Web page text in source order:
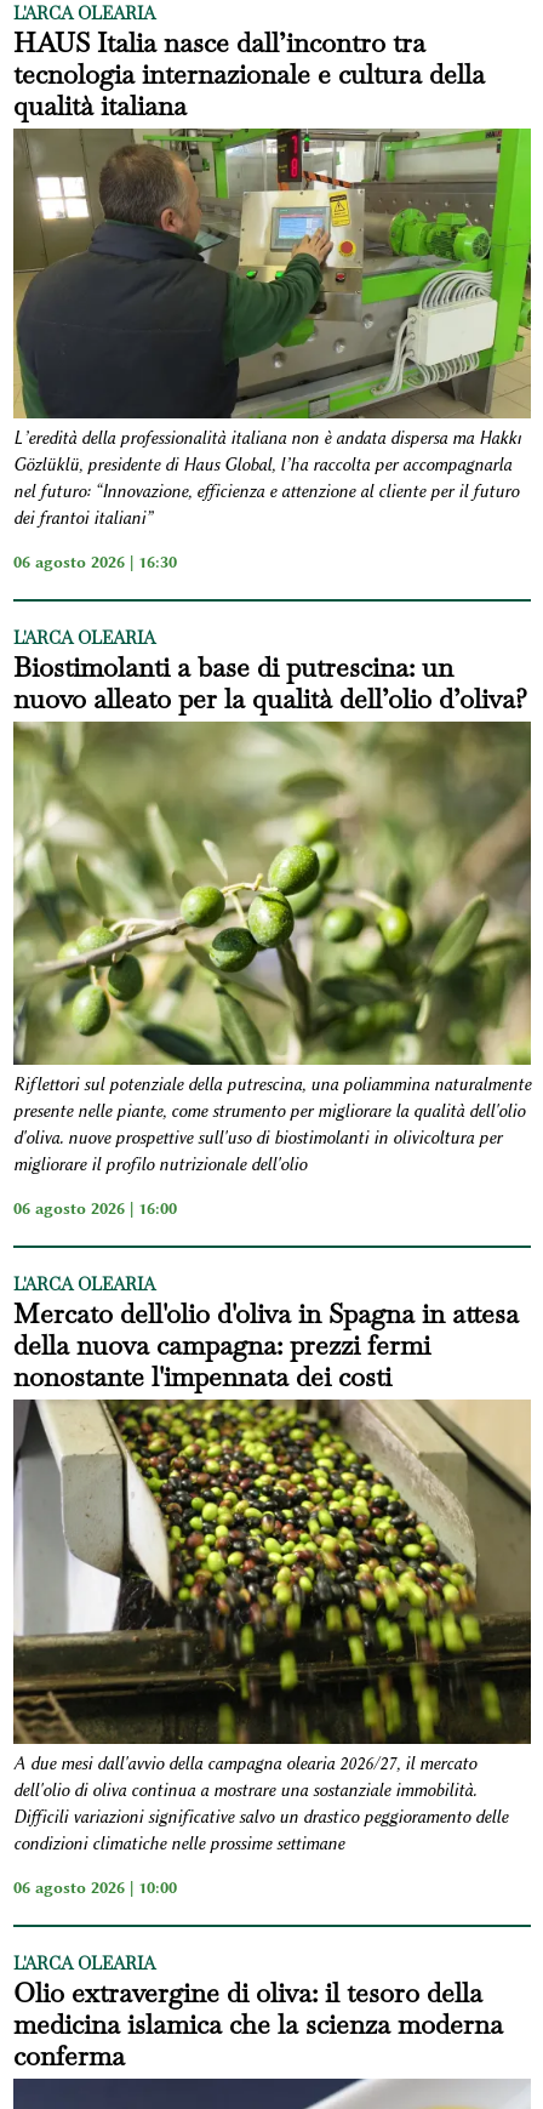
L'ARCA OLEARIA
HAUS Italia nasce dall’incontro tra
tecnologia internazionale e cultura della
qualità italiana
L’eredità della professionalità italiana non è andata dispersa ma Hakkı
Gözlüklü, presidente di Haus Global, l’ha raccolta per accompagnarla
nel futuro: “Innovazione, efficienza e attenzione al cliente per il futuro
dei frantoi italiani”
06 agosto 2026 | 16:30
L'ARCA OLEARIA
Biostimolanti a base di putrescina: un
nuovo alleato per la qualità dell’olio d’oliva?
Riflettori sul potenziale della putrescina, una poliammina naturalmente
presente nelle piante, come strumento per migliorare la qualità dell'olio
d'oliva. nuove prospettive sull'uso di biostimolanti in olivicoltura per
migliorare il profilo nutrizionale dell'olio
06 agosto 2026 | 16:00
L'ARCA OLEARIA
Mercato dell'olio d'oliva in Spagna in attesa
della nuova campagna: prezzi fermi
nonostante l'impennata dei costi
A due mesi dall'avvio della campagna olearia 2026/27, il mercato
dell'olio di oliva continua a mostrare una sostanziale immobilità.
Difficili variazioni significative salvo un drastico peggioramento delle
condizioni climatiche nelle prossime settimane
06 agosto 2026 | 10:00
L'ARCA OLEARIA
Olio extravergine di oliva: il tesoro della
medicina islamica che la scienza moderna
conferma